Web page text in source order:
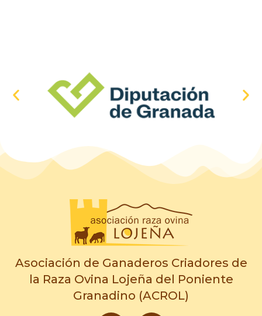
Asociación de Ganaderos Criadores de
la Raza Ovina Lojeña del Poniente
Granadino (ACROL)